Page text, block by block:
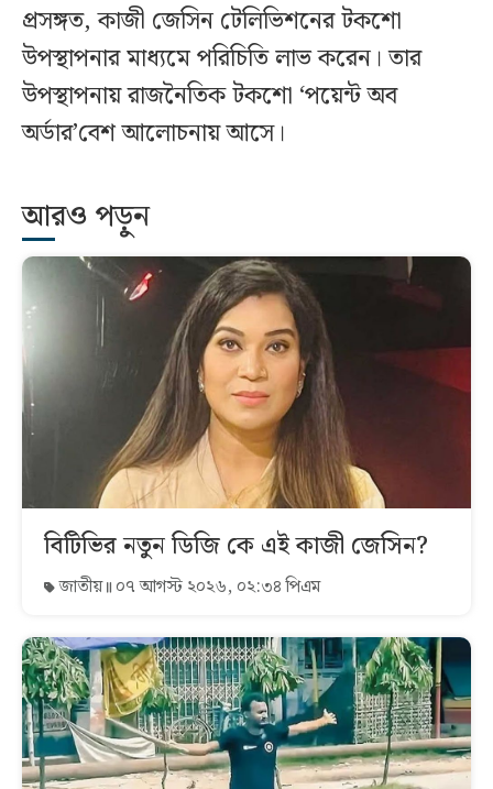
প্রসঙ্গত, কাজী জেসিন টেলিভিশনের টকশো
উপস্থাপনার মাধ্যমে পরিচিতি লাভ করেন। তার
উপস্থাপনায় রাজনৈতিক টকশো ‘পয়েন্ট অব
অর্ডার’বেশ আলোচনায় আসে।
আরও পড়ুন
বিটিভির নতুন ডিজি কে এই কাজী জেসিন?
জাতীয় ০৭ আগস্ট ২০২৬, ০২:৩৪ পিএম